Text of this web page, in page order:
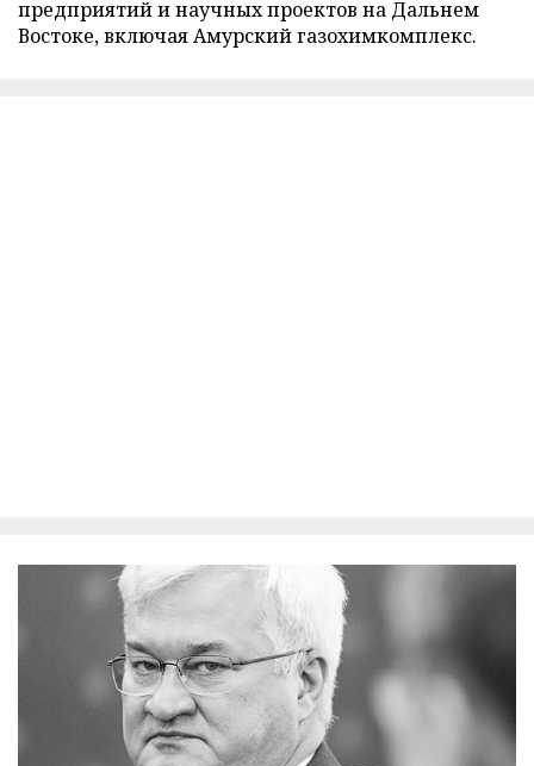
предприятий и научных проектов на Дальнем
Востоке, включая Амурский газохимкомплекс.